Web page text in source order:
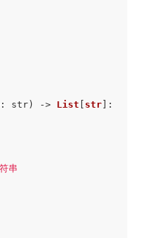
: str) -> List [ str]: